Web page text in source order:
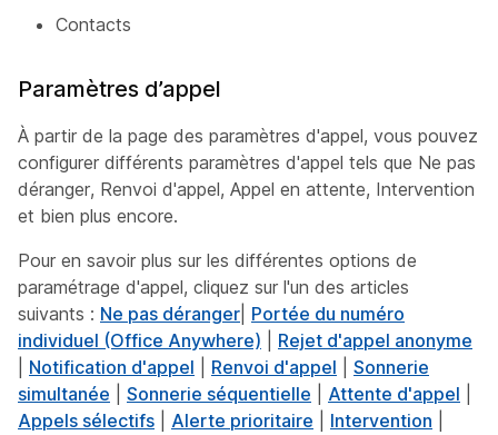
Contacts
Paramètres d’appel
À partir de la page des paramètres d'appel, vous pouvez
configurer différents paramètres d'appel tels que Ne pas
déranger, Renvoi d'appel, Appel en attente, Intervention
et bien plus encore.
Pour en savoir plus sur les différentes options de
paramétrage d'appel, cliquez sur l'un des articles
suivants : Ne pas déranger Portée du numéro
individuel (Office Anywhere)
Rejet d'appel anonyme
Notification d'appel Renvoi d'appel
Sonnerie
simultanée
Sonnerie séquentielle Attente d'appel
Appels sélectifs
Alerte prioritaire Intervention